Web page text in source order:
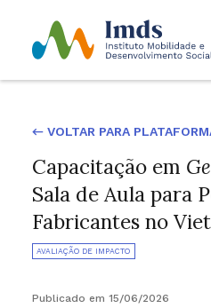
← VOLTAR PARA
Capacitação em
Sala de Aula para
Fabricantes no
AVALIAÇÃO DE IMPACTO
Publicado em 15/06/2026